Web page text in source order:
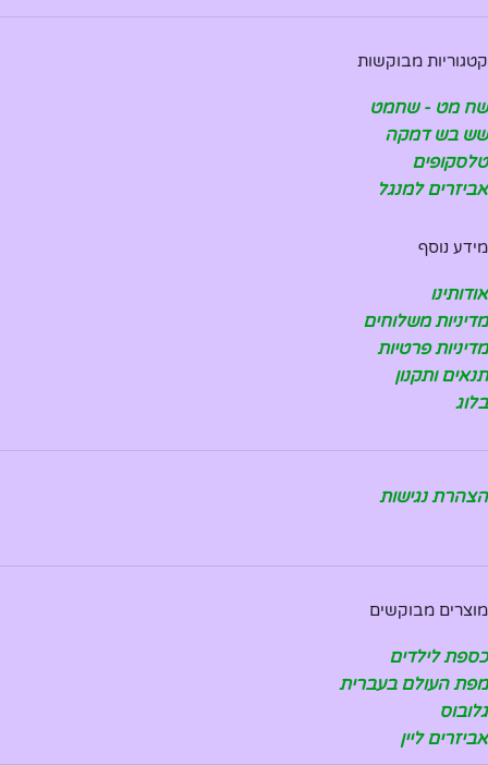
קטגוריות מבוקשות
שח מט - שחמט
שש בש דמקה
טלסקופים
אביזרים למנגל
מידע נוסף
אודותינו
מדיניות משלוחים
מדיניות פרטיות
תנאים ותקנון
בלוג
הצהרת נגישות
מוצרים מבוקשים
כספת לילדים
מפת העולם בעברית
גלובוס
אביזרים ליין